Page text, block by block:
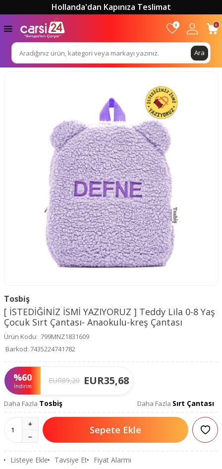
Hollanda'dan Kapınıza Teslimat
Ara
0 0
Tosbiş
[ İSTEDİĞİNİZ İSMİ YAZIYORUZ ] Teddy Lila 0-8 Yaş
Çocuk Sırt Çantası- Anaokulu-kreş Çantası
Ürün Kodu: 799MNZ1831609
Barkod: 7435224741782
%60
İndirim
EUR89,20 EUR35,68
Daha Fazla Tosbiş Daha Fazla Sırt Çantası
Sepete Ekle
Listeye Ekle Tavsiye Et Fiyat Alarmı